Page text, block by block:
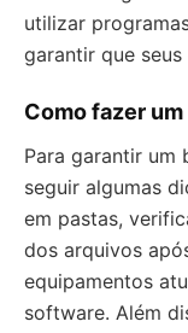
utilizar
garantir que
Como fazer
Para garantir um
seguir algumas
em pastas,
dos arquivos
equipamentos
software. Além